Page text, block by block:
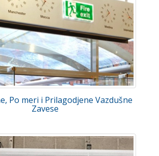
Po meri i Prilagodjene Vazdušne
Zavese